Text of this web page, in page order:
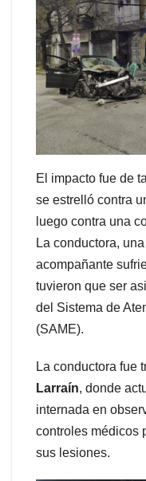
El impacto fue de
se estrelló contra
luego contra una
La conductora,
acompañante
tuvieron que ser
del Sistema de
(SAME).
La conductora fue
Larraín, donde
internada en
controles médicos
sus lesiones.